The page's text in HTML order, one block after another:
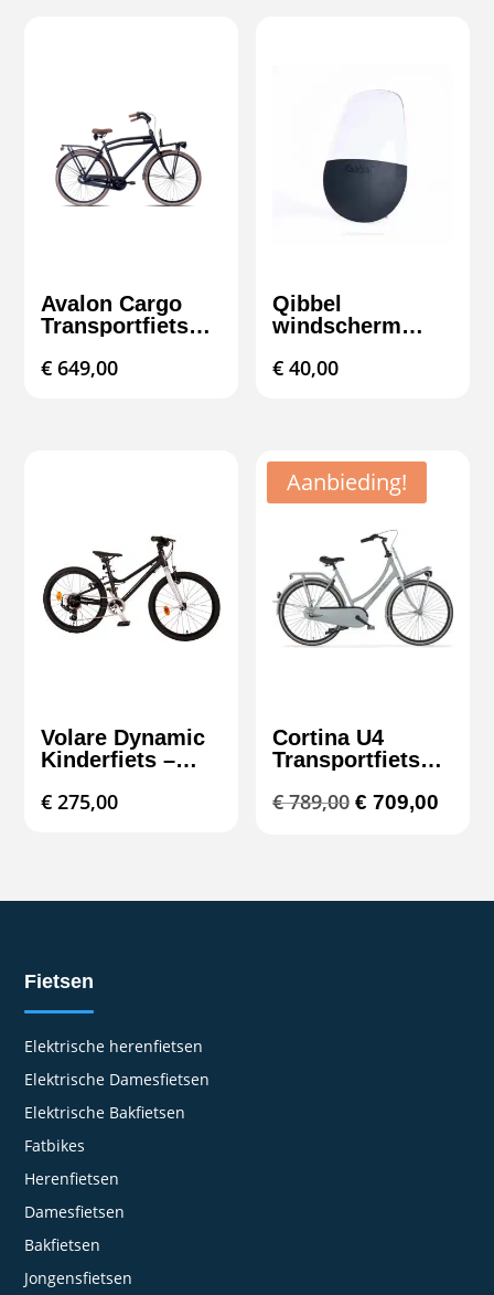
Avalon Cargo
Transportfiets
€ 649,00
Qibbel
windscherm
bescherming &
€ 40,00
Volare Dynamic
Kinderfiets –
inch – Mat Zwart
€ 275,00
Aanbieding!
Cortina U4
Transportfiets
stadsfiets met 3
€789,00 € 709,00
Fietsen
Elektrische herenfietsen
Elektrische Damesfietsen
Elektrische Bakfietsen
Fatbikes
Herenfietsen
Damesfietsen
Bakfietsen
Jongensfietsen